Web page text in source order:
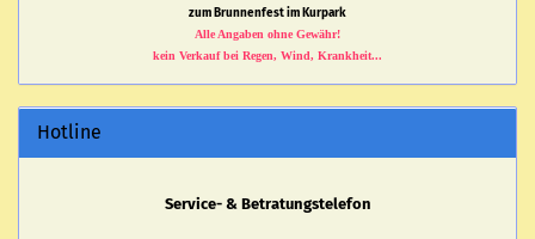
zum Brunnenfest im Kurpark
Alle Angaben ohne Gewähr!
kein Verkauf bei Regen, Wind, Krankheit...
Hotline
Service- & Betratungstelefon